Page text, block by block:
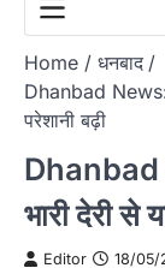
Home
धनबाद
Dhanbad News:
परेशानी बढ़ी
Dhanbad
भारी देरी से
Editor 18/05/